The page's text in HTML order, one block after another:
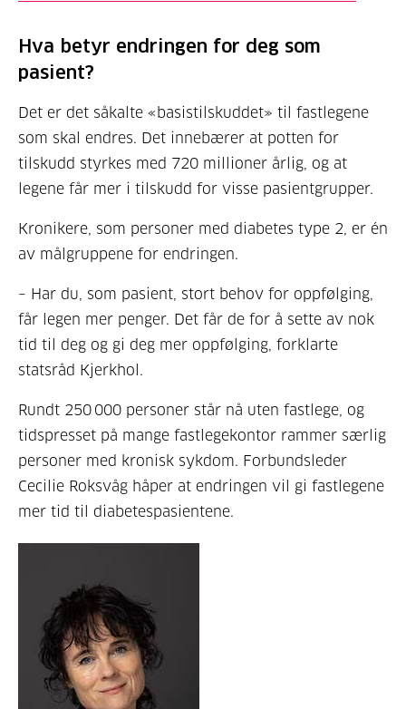
Hva betyr endringen for deg som
pasient?
Det er det såkalte «basistilskuddet» til fastlegene
som skal endres. Det innebærer at potten for
tilskudd styrkes med 720 millioner årlig, og at
legene får mer i tilskudd for visse pasientgrupper.
Kronikere, som personer med diabetes type 2, er én
av målgruppene for endringen.
– Har du, som pasient, stort behov for oppfølging,
får legen mer penger. Det får de for å sette av nok
tid til deg og gi deg mer oppfølging, forklarte
statsråd Kjerkhol.
Rundt 250 000 personer står nå uten fastlege, og
tidspresset på mange fastlegekontor rammer særlig
personer med kronisk sykdom. Forbundsleder
Cecilie Roksvåg håper at endringen vil gi fastlegene
mer tid til diabetespasientene.